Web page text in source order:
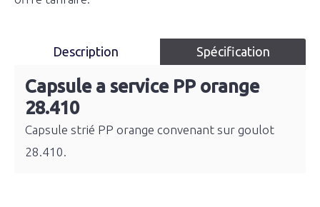
Description Spécification
Capsule a service PP orange
28.410
Capsule strié PP orange convenant sur goulot
28.410.